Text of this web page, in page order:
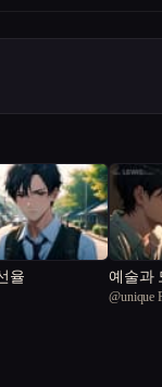
율 예술과
@unique